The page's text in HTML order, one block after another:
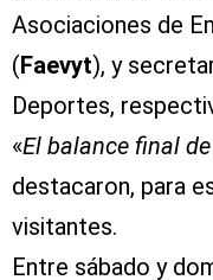
Asociaciones de
(Faevyt), y
Deportes,
«El balance final
destacaron, para
visitantes.
Entre sábado y